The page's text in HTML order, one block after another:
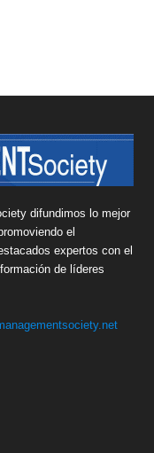
difundimos lo mejor
el
expertos con el
de líderes